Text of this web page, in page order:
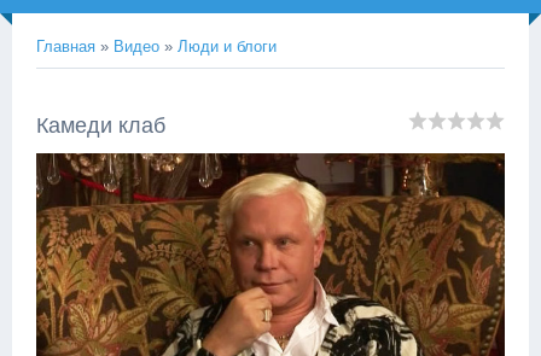
Главная » Видео » Люди и блоги
Камеди клаб